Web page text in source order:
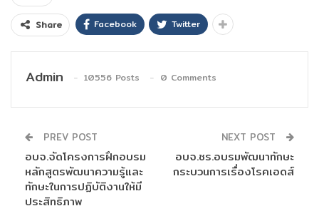
Share Facebook Twitter
Admin 10556 Posts 0 Comments
PREV POST
อบจ.จัดโครงการฝึกอบรม
หลักสูตรพัฒนาความรู้และ
ทักษะในการปฏิบัติงานให้มี
ประสิทธิภาพ
NEXT POST
อบจ.ชร.อบรมพัฒนาทักษะ
กระบวนการเรื่องโรคเอดส์